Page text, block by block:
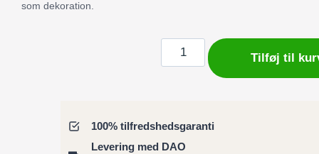
som dekoration.
Badeforhæng
/
Bruseforhæng
antal
Tilføj til
100% tilfredshedsgaranti
Levering med DAO